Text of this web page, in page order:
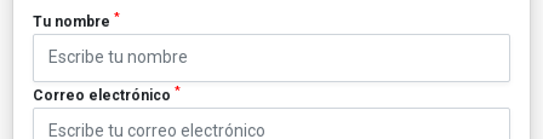
Tu nombre *
Correo electrónico *